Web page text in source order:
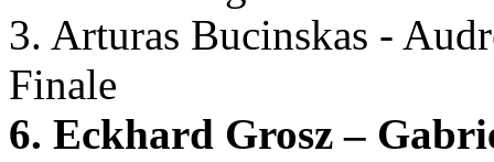
3. Arturas Bucinskas -
Finale
6. Eckhard Grosz –